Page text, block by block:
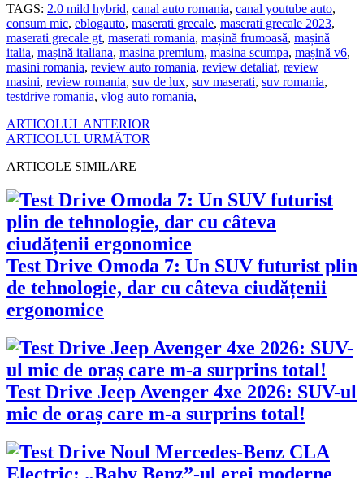
TAGS: 2.0 mild hybrid, canal auto romania, canal youtube auto,
consum mic, eblogauto, maserati grecale, maserati grecale 2023,
maserati grecale gt, maserati romania, mașină frumoasă, mașină
italia, mașină italiana, masina premium, masina scumpa, mașină v6,
masini romania, review auto romania, review detaliat, review
masini, review romania, suv de lux, suv maserati, suv romania,
testdrive romania, vlog auto romania,
ARTICOLUL ANTERIOR
ARTICOLUL URMĂTOR
ARTICOLE SIMILARE
Test Drive Omoda 7: Un SUV futurist plin
de tehnologie, dar cu câteva ciudățenii
ergonomice
Test Drive Jeep Avenger 4xe 2026: SUV-ul
mic de oraș care m-a surprins total!